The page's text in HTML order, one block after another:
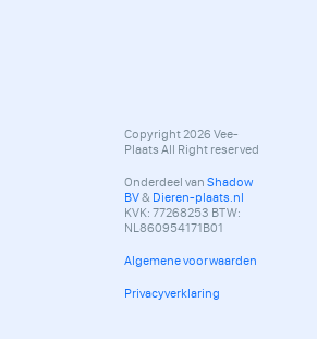
Copyright 2026 Vee-
Plaats All Right reserved
Onderdeel van Shadow
BV& Dieren-plaats.nl
KVK: 77268253 BTW:
NL860954171B01
Algemene voorwaarden
Privacyverklaring